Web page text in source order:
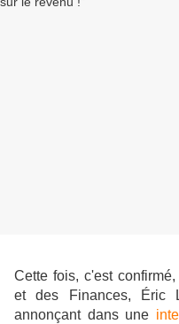
Cette fois, c'est
et des Finances, Éric
annonçant dans une